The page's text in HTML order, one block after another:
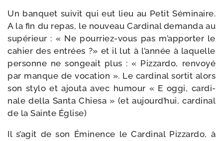
Un ban­quet sui­vit qui eut lieu au Petit Séminaire.
A la fin du repas, le nou­veau Cardinal deman­da au
supé­rieur : « Ne pourriez-​vous pas m’apporter le
cahier des entrées ?» et il lut à l’année à laquelle
per­sonne ne son­geait plus : « Pizzardo, ren­voyé
par manque de voca­tion ». Le car­di­nal sor­tit alors
son sty­lo et ajou­ta avec humour « E oggi, car­di­
nale del­la Santa Chiesa » (et aujourd’hui, car­di­nal
de la Sainte Église)
Il s’agit de son Éminence le Cardinal Pizzardo, à